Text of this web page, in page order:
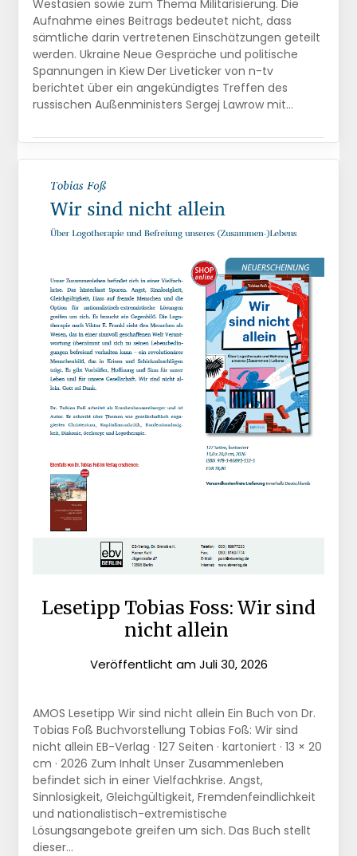
Westasien sowie zum Thema Militarisierung. Die
Aufnahme eines Beitrags bedeutet nicht, dass
sämtliche darin vertretenen Einschätzungen geteilt
werden. Ukraine Neue Gespräche und politische
Spannungen in Kiew Der Liveticker von n-tv
berichtet über ein angekündigtes Treffen des
russischen Außenministers Sergej Lawrow mit…
Lesetipp Tobias Foss: Wir sind
nicht allein
Veröffentlicht amJuli 30, 2026
AMOS Lesetipp Wir sind nicht allein Ein Buch von Dr.
Tobias Foß Buchvorstellung Tobias Foß: Wir sind
nicht allein EB-Verlag · 127 Seiten · kartoniert · 13 × 20
cm · 2026 Zum Inhalt Unser Zusammenleben
befindet sich in einer Vielfachkrise. Angst,
Sinnlosigkeit, Gleichgültigkeit, Fremdenfeindlichkeit
und nationalistisch-extremistische
Lösungsangebote greifen um sich. Das Buch stellt
dieser…